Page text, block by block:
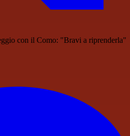
con il Como: "Bravi a riprenderla"